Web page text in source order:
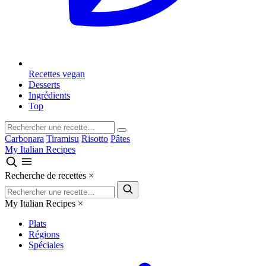
Recettes vegan
Desserts
Ingrédients
Top
Carbonara Tiramisu Risotto Pâtes
My Italian Recipes
Recherche de recettes ×
My Italian Recipes ×
Plats
Régions
Spéciales